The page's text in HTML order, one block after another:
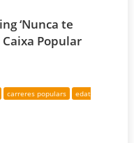
‘Nunca te
Popular
carreres populars
edat